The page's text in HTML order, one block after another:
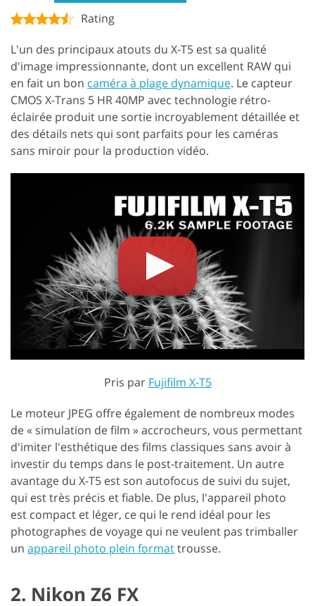
Rating
L'un des principaux atouts du X-T5 est sa qualité
d'image impressionnante, dont un excellent RAW qui
en fait un bon caméra à plage dynamique. Le capteur
CMOS X-Trans 5 HR 40MP avec technologie rétro-
éclairée produit une sortie incroyablement détaillée et
des détails nets qui sont parfaits pour les caméras
sans miroir pour la production vidéo.
Pris par Fujifilm X-T5
Le moteur JPEG offre également de nombreux modes
de « simulation de film » accrocheurs, vous permettant
d'imiter l'esthétique des films classiques sans avoir à
investir du temps dans le post-traitement. Un autre
avantage du X-T5 est son autofocus de suivi du sujet,
qui est très précis et fiable. De plus, l'appareil photo
est compact et léger, ce qui le rend idéal pour les
photographes de voyage qui ne veulent pas trimballer
un appareil photo plein formattrousse.
2. Nikon Z6 FX